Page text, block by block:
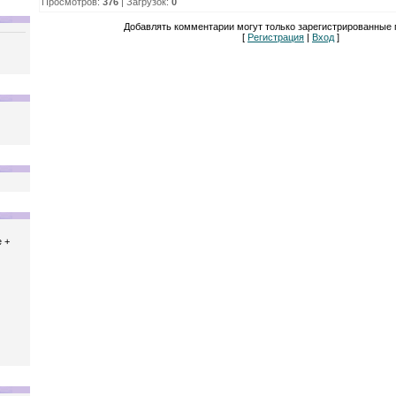
+
Добавлять комментарии могут только зарегистрированные
[ Регистрация | Вход ]